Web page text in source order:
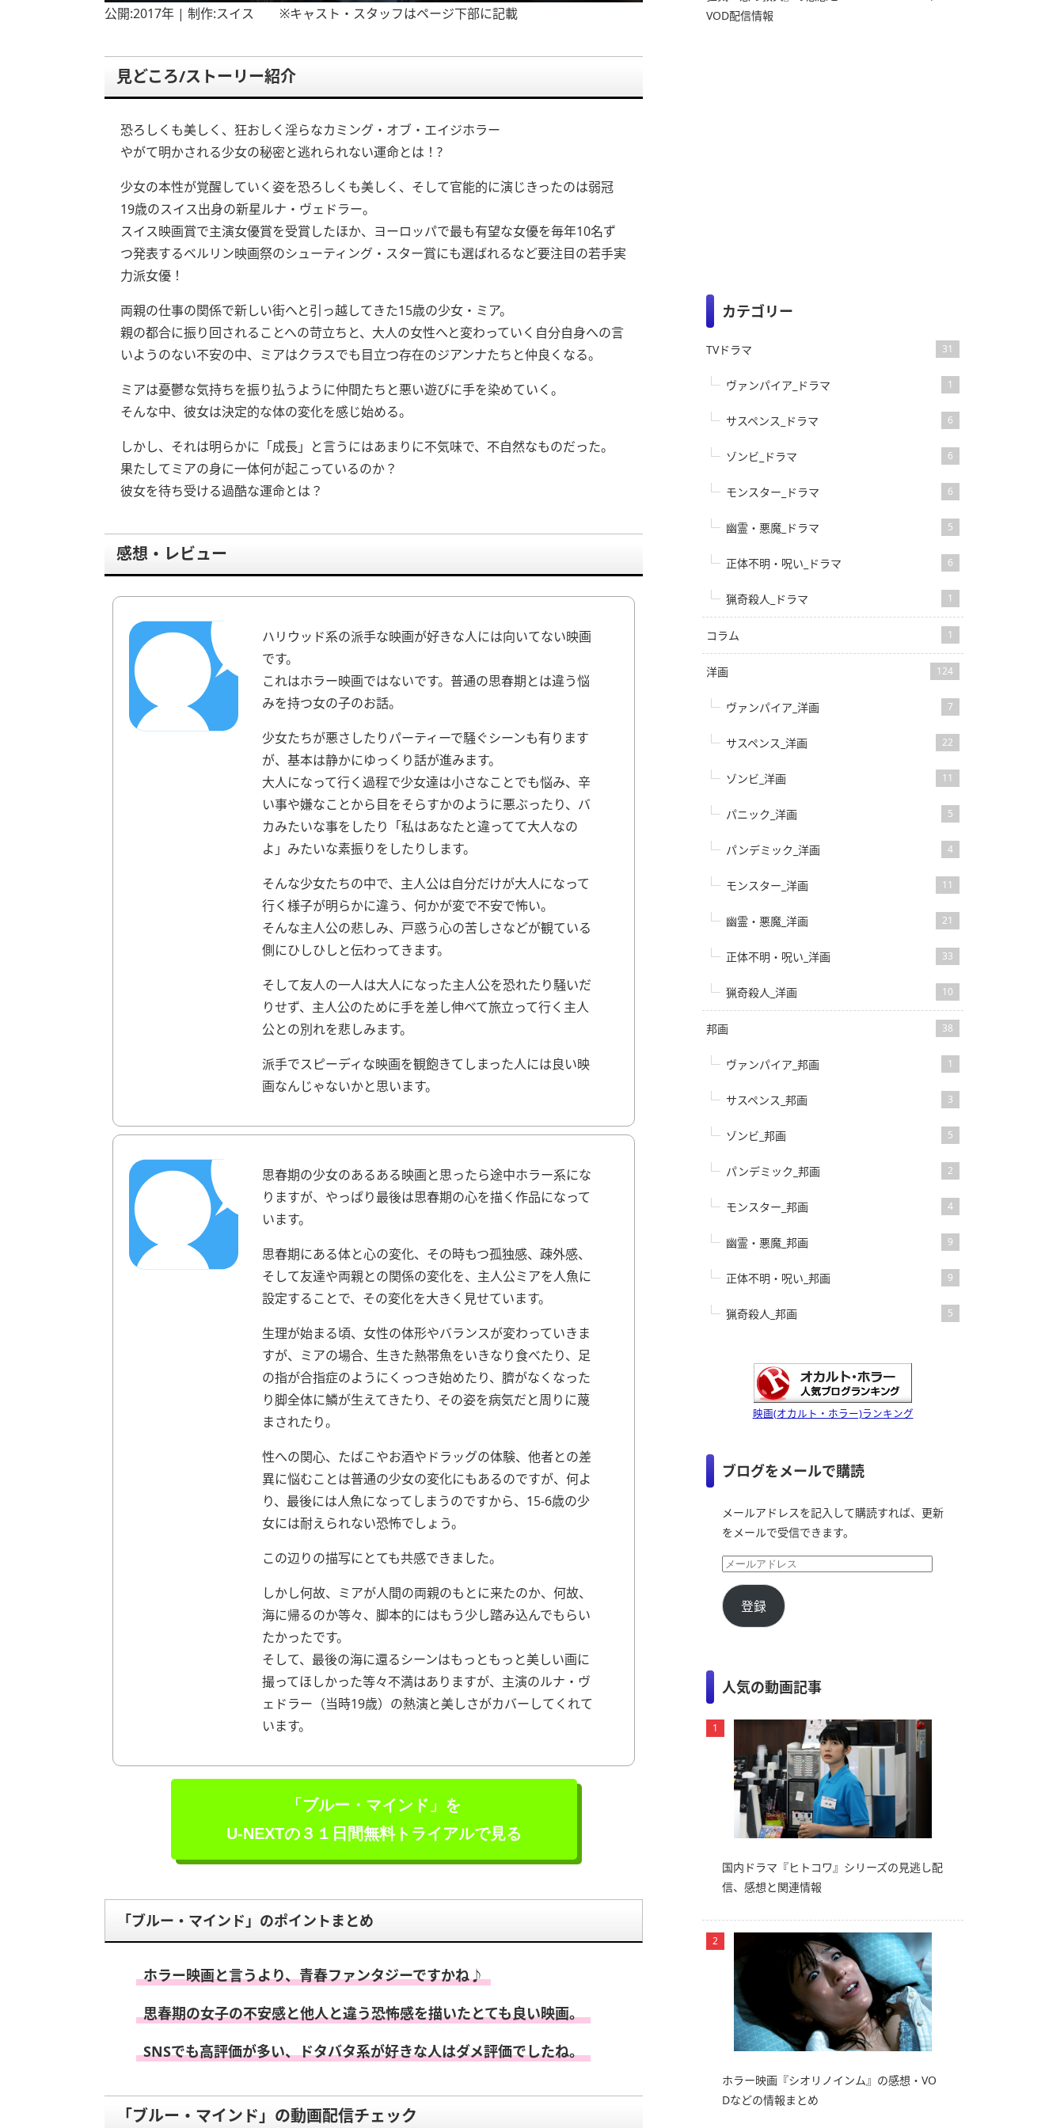
公開:2017年 | 制作:スイス ※キャスト・スタッフはページ下部に記載
見どころ/ストーリー紹介
恐ろしくも美しく、狂おしく淫らなカミング・オブ・エイジホラー
やがて明かされる少女の秘密と逃れられない運命とは！?
少女の本性が覚醒していく姿を恐ろしくも美しく、そして官能的に演じきったのは弱冠
19歳のスイス出身の新星ルナ・ヴェドラー。
スイス映画賞で主演女優賞を受賞したほか、ヨーロッパで最も有望な女優を毎年10名ず
つ発表するベルリン映画祭のシューティング・スター賞にも選ばれるなど要注目の若手実
力派女優！
両親の仕事の関係で新しい街へと引っ越してきた15歳の少女・ミア。
親の都合に振り回されることへの苛立ちと、大人の女性へと変わっていく自分自身への言
いようのない不安の中、ミアはクラスでも目立つ存在のジアンナたちと仲良くなる。
ミアは憂鬱な気持ちを振り払うように仲間たちと悪い遊びに手を染めていく。
そんな中、彼女は決定的な体の変化を感じ始める。
しかし、それは明らかに「成長」と言うにはあまりに不気味で、不自然なものだった。
果たしてミアの身に一体何が起こっているのか？
彼女を待ち受ける過酷な運命とは？
感想・レビュー
ハリウッド系の派手な映画が好きな人には向いてない映画
です。
これはホラー映画ではないです。普通の思春期とは違う悩
みを持つ女の子のお話。
少女たちが悪さしたりパーティーで騒ぐシーンも有ります
が、基本は静かにゆっくり話が進みます。
大人になって行く過程で少女達は小さなことでも悩み、辛
い事や嫌なことから目をそらすかのように悪ぶったり、バ
カみたいな事をしたり「私はあなたと違ってて大人なの
よ」みたいな素振りをしたりします。
そんな少女たちの中で、主人公は自分だけが大人になって
行く様子が明らかに違う、何かが変で不安で怖い。
そんな主人公の悲しみ、戸惑う心の苦しさなどが観ている
側にひしひしと伝わってきます。
そして友人の一人は大人になった主人公を恐れたり騒いだ
りせず、主人公のために手を差し伸べて旅立って行く主人
公との別れを悲しみます。
派手でスピーディな映画を観飽きてしまった人には良い映
画なんじゃないかと思います。
思春期の少女のあるある映画と思ったら途中ホラー系にな
りますが、やっぱり最後は思春期の心を描く作品になって
います。
思春期にある体と心の変化、その時もつ孤独感、疎外感、
そして友達や両親との関係の変化を、主人公ミアを人魚に
設定することで、その変化を大きく見せています。
生理が始まる頃、女性の体形やバランスが変わっていきま
すが、ミアの場合、生きた熱帯魚をいきなり食べたり、足
の指が合指症のようにくっつき始めたり、臍がなくなった
り脚全体に鱗が生えてきたり、その姿を病気だと周りに蔑
まされたり。
性への関心、たばこやお酒やドラッグの体験、他者との差
異に悩むことは普通の少女の変化にもあるのですが、何よ
り、最後には人魚になってしまうのですから、15-6歳の少
女には耐えられない恐怖でしょう。
この辺りの描写にとても共感できました。
しかし何故、ミアが人間の両親のもとに来たのか、何故、
海に帰るのか等々、脚本的にはもう少し踏み込んでもらい
たかったです。
そして、最後の海に還るシーンはもっともっと美しい画に
撮ってほしかった等々不満はありますが、主演のルナ・ヴ
ェドラー（当時19歳）の熱演と美しさがカバーしてくれて
います。
「ブルー・マインド」を
U-NEXTの３１日間無料トライアルで見る
「ブルー・マインド」のポイントまとめ
ホラー映画と言うより、青春ファンタジーですかね♪
思春期の女子の不安感と他人と違う恐怖感を描いたとても良い映画。
SNSでも高評価が多い、ドタバタ系が好きな人はダメ評価でしたね。
「ブルー・マインド」の動画配信チェック
VOD配信情報
カテゴリー
TVドラマ 31
ヴァンパイア_ドラマ 1
サスペンス_ドラマ 6
ゾンビ_ドラマ 6
モンスター_ドラマ 6
幽霊・悪魔_ドラマ 5
正体不明・呪い_ドラマ 6
猟奇殺人_ドラマ 1
コラム 1
洋画 124
ヴァンパイア_洋画 7
サスペンス_洋画 22
ゾンビ_洋画 11
パニック_洋画 5
パンデミック_洋画 4
モンスター_洋画 11
幽霊・悪魔_洋画 21
正体不明・呪い_洋画 33
猟奇殺人_洋画 10
邦画 38
ヴァンパイア_邦画 1
サスペンス_邦画 3
ゾンビ_邦画 5
パンデミック_邦画 2
モンスター_邦画 4
幽霊・悪魔_邦画 9
正体不明・呪い_邦画 9
猟奇殺人_邦画 5
映画(オカルト・ホラー)ランキング
ブログをメールで購読
メールアドレスを記入して購読すれば、更新
をメールで受信できます。
登録
人気の動画記事
国内ドラマ『ヒトコワ』シリーズの見逃し配
信、感想と関連情報
ホラー映画『シオリノインム』の感想・VO
Dなどの情報まとめ